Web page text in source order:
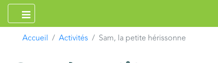
Accueil Activités Sam, la petite hérissonne